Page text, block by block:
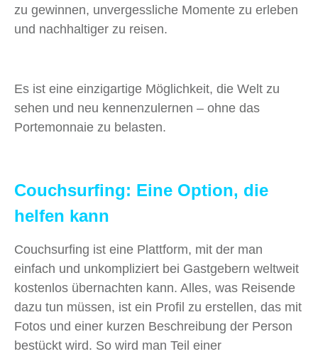
zu gewinnen, unvergessliche Momente zu erleben
und nachhaltiger zu reisen.
Es ist eine einzigartige Möglichkeit, die Welt zu
sehen und neu kennenzulernen – ohne das
Portemonnaie zu belasten.
Couchsurfing: Eine Option, die
helfen kann
Couchsurfing ist eine Plattform, mit der man
einfach und unkompliziert bei Gastgebern weltweit
kostenlos übernachten kann. Alles, was Reisende
dazu tun müssen, ist ein Profil zu erstellen, das mit
Fotos und einer kurzen Beschreibung der Person
bestückt wird. So wird man Teil einer